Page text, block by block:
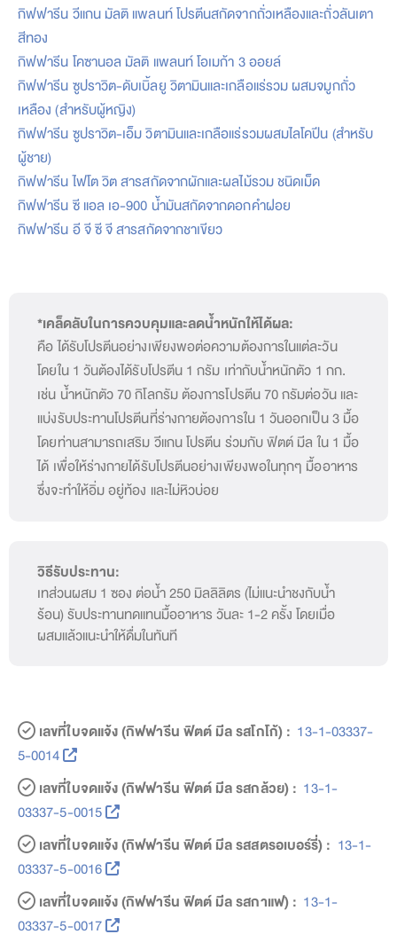
กิฟฟารีน วีแกน มัลติ แพลนท์ โปรตีนสกัดจากถั่วเหลืองและถั่วลันเตา
สีทอง
กิฟฟารีน โคซานอล มัลติ แพลนท์ โอเมก้า 3 ออยล์
กิฟฟารีน ซูปราวิต-ดับเบิ้ลยู วิตามินและเกลือแร่รวม ผสมจมูกถั่ว
เหลือง (สำหรับผู้หญิง)
กิฟฟารีน ซูปราวิต-เอ็ม วิตามินและเกลือแร่รวมผสมไลโคปีน (สำหรับ
ผู้ชาย)
กิฟฟารีน ไฟโต วิต สารสกัดจากผักและผลไม้รวม ชนิดเม็ด
กิฟฟารีน ซี แอล เอ-900 น้ำมันสกัดจากดอกคำฝอย
กิฟฟารีน อี จี ซี จี สารสกัดจากชาเขียว
*เคล็ดลับในการควบคุมและลดน้ำหนักให้ได้ผล:
คือ ได้รับโปรตีนอย่างเพียงพอต่อความต้องการในแต่ละวัน
โดยใน 1 วันต้องได้รับโปรตีน 1 กรัม เท่ากับน้ำหนักตัว 1 กก.
เช่น น้ำหนักตัว 70 กิโลกรัม ต้องการโปรตีน 70 กรัมต่อวัน และ
แบ่งรับประทานโปรตีนที่ร่างกายต้องการใน 1 วันออกเป็น 3 มื้อ
โดยท่านสามารถเสริม วีแกน โปรตีน ร่วมกับ ฟิตต์ มีล ใน 1 มื้อ
ได้ เพื่อให้ร่างกายได้รับโปรตีนอย่างเพียงพอในทุกๆ มื้ออาหาร
ซึ่งจะทำให้อิ่ม อยู่ท้อง และไม่หิวบ่อย
วิธีรับประทาน:
เทส่วนผสม 1 ซอง ต่อน้ำ 250 มิลลิลิตร (ไม่แนะนำชงกับน้ำ
ร้อน) รับประทานทดแทนมื้ออาหาร วันละ 1-2 ครั้ง โดยเมื่อ
ผสมแล้วแนะนำให้ดื่มในทันที
เลขที่ใบจดแจ้ง (กิฟฟารีน ฟิตต์ มีล รสโกโก้) : 13-1-03337-
5-0014
เลขที่ใบจดแจ้ง (กิฟฟารีน ฟิตต์ มีล รสกล้วย) : 13-1-
03337-5-0015
เลขที่ใบจดแจ้ง (กิฟฟารีน ฟิตต์ มีล รสสตรอเบอร์รี่) : 13-1-
03337-5-0016
เลขที่ใบจดแจ้ง (กิฟฟารีน ฟิตต์ มีล รสกาแฟ) : 13-1-
03337-5-0017